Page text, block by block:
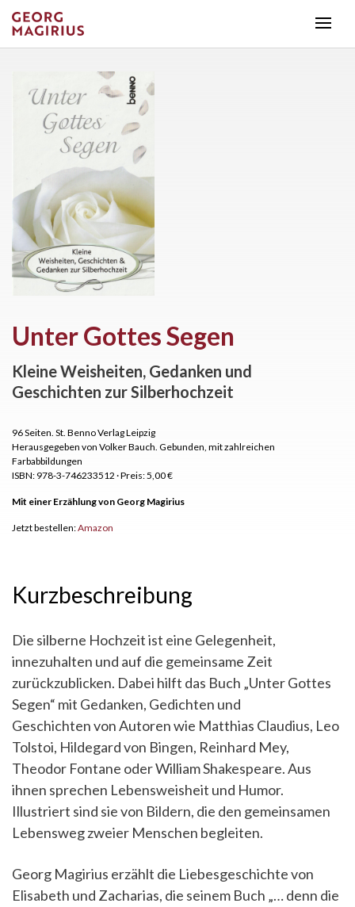
Unter Gottes Segen
Kleine Weisheiten, Gedanken und
Geschichten zur Silberhochzeit
96 Seiten. St. Benno Verlag Leipzig
Herausgegeben von Volker Bauch. Gebunden, mit zahlreichen
Farbabbildungen
ISBN: 978-3-746233512 ·Preis: 5,00 €
Mit einer Erzählung von Georg Magirius
Jetzt bestellen:Amazon
Kurzbeschreibung
Die silberne Hochzeit ist eine Gelegenheit,
innezuhalten und auf die gemeinsame Zeit
zurückzublicken. Dabei hilft das Buch „Unter Gottes
Segen“ mit Gedanken, Gedichten und
Geschichten von Autoren wie Matthias Claudius, Leo
Tolstoi, Hildegard von Bingen, Reinhard Mey,
Theodor Fontane oder William Shakespeare. Aus
ihnen sprechen Lebensweisheit und Humor.
Illustriert sind sie von Bildern, die den gemeinsamen
Lebensweg zweier Menschen begleiten.
Georg Magirius erzählt die Liebesgeschichte von
Elisabeth und Zacharias, die seinem Buch „… denn die